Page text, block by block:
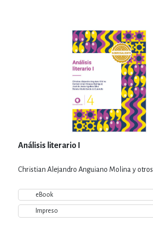
Análisis literario I
Christian Alejandro Anguiano Molina y otros
eBook
Impreso